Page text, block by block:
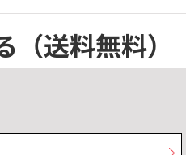
（送料無料）